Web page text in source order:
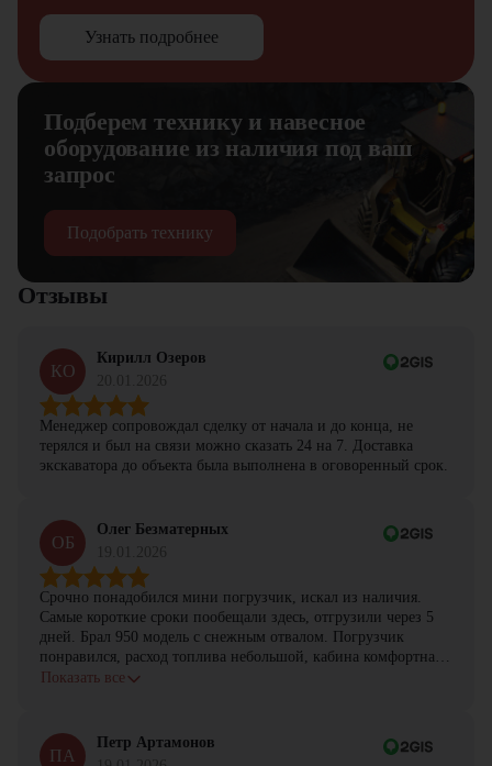
Узнать подробнее
Подберем технику и навесное
оборудование из наличия под ваш
запрос
Подобрать технику
Отзывы
КО
Кирилл Озеров
Менеджер сопровождал сделку от начала и до конца, не
терялся и был на связи можно сказать 24 на 7. Доставка
экскаватора до объекта была выполнена в оговоренный срок.
ОБ
Олег Безматерных
Срочно понадобился мини погрузчик, искал из наличия.
Самые короткие сроки пообещали здесь, отгрузили через 5
дней. Брал 950 модель с снежным отвалом. Погрузчик
понравился, расход топлива небольшой, кабина комфортная,
с задачами справляется.
Показать все
ПА
Петр Артамонов